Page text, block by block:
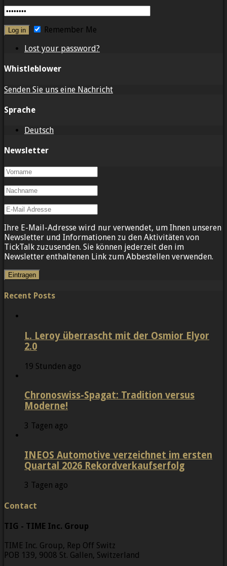
Remember Me
Lost your password?
Whistleblower
Senden Sie uns eine Nachricht
Sprache
Deutsch
Newsletter
Ihre E-Mail-Adresse wird nur verwendet, um Ihnen unseren
Newsletter und Informationen zu den Aktivitäten von
TickTalk zuzusenden. Sie können jederzeit den im
Newsletter enthaltenen Link zum Abbestellen verwenden.
Recent Posts
L. Leroy überrascht mit der Osmior Elyor
2.0
19 Stunden ago
Chronoswiss-Spagat: Tradition versus
Moderne!
3 Tagen ago
INEOS Automotive verzeichnet im ersten
Quartal 2026 Rekordverkaufserfolg
3 Tagen ago
Contact
TIG - TIME Inc. Group
TIME Inc. Group, Rep Off Switz
POB 139, 9008 St. Gallen, Switzerland